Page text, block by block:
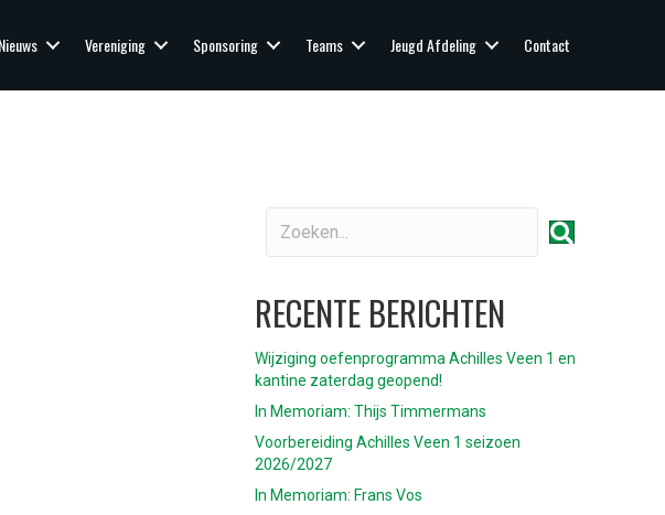
Nieuws Vereniging Sponsoring Teams Jeugd Afdeling Contact
RECENTE BERICHTEN
Wijziging oefenprogramma Achilles Veen 1 en
kantine zaterdag geopend!
In Memoriam: Thijs Timmermans
Voorbereiding Achilles Veen 1 seizoen
2026/2027
In Memoriam: Frans Vos